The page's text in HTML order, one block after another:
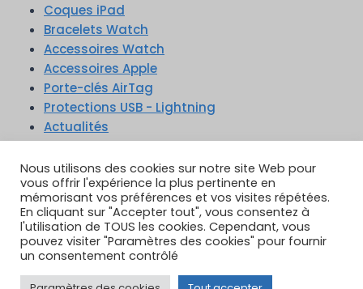
Coques iPad
Bracelets Watch
Accessoires Watch
Accessoires Apple
Porte-clés AirTag
Protections USB - Lightning
Actualités
TikTok YouTube
Google Reviews
Instagram
Nous utilisons des cookies sur notre site Web pour
vous offrir l'expérience la plus pertinente en
mémorisant vos préférences et vos visites répétées.
En cliquant sur "Accepter tout", vous consentez à
l'utilisation de TOUS les cookies. Cependant, vous
pouvez visiter "Paramètres des cookies" pour fournir
un consentement contrôlé